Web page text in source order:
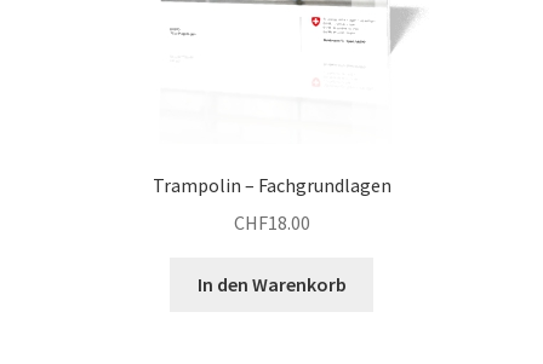
Trampolin – Fachgrundlagen
CHF18.00
In den Warenkorb